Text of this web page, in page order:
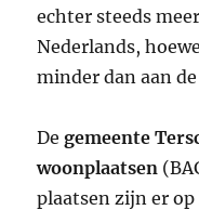
echter steeds
Nederlands,
minder dan aan
Degemeente
woonplaatsen
plaatsen zijn er